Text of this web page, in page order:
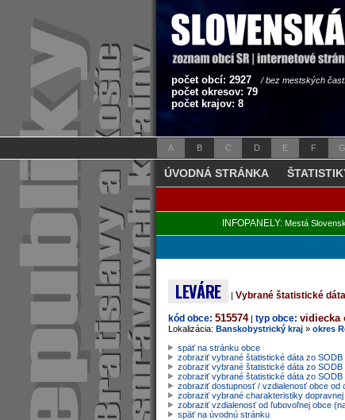
počet obcí: 2927 / bez mestských
počet okresov: 79
počet krajov: 8
A B C D E F G
ÚVODNÁ STRÁNKA
INFOPANELY: Mestá
LEVÁRE | Vybrané štatistické
kód obce: 515574| typ obce: vidiecka
Lokalizácia: Banskobystrický kraj » okres
späť na stránku obce
zobraziť vybrané štatistické dáta zo SODB
zobraziť vybrané štatistické dáta zo SODB
zobraziť vybrané štatistické dáta zo SODB
zobraziť dostupnosť / vzdialenosť obce od
zobraziť vybrané charakteristiky
zobraziť vzdialenosť od ľubovoľnej obce
späť na úvodnú stránku